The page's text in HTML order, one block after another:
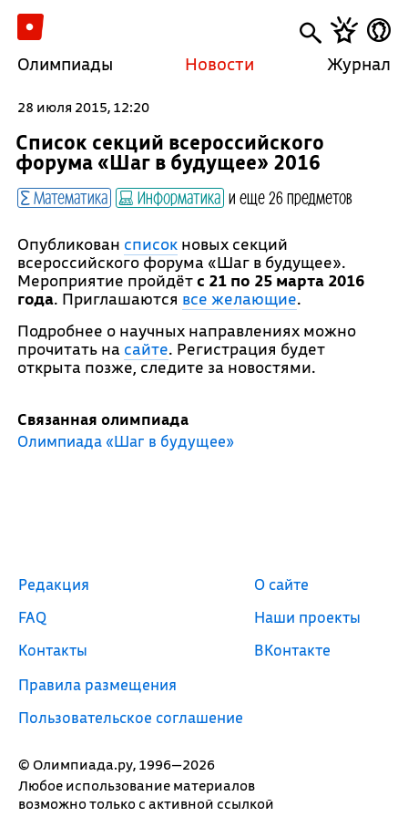
Олимпиады Новости Журнал
28 июля 2015, 12:20
Список секций всероссийского
форума «Шаг в будущее» 2016
Математика Информатика и еще 26 предметов
Опубликован списокновых секций
всероссийского форума «Шаг в будущее».
Мероприятие пройдётс 21 по 25 марта 2016
года. Приглашаются все желающие.
Подробнее о научных направлениях можно
прочитать на сайте. Регистрация будет
открыта позже, следите за новостями.
Связанная олимпиада
Олимпиада «Шаг в будущее»
© Олимпиада.ру, 1996—2026
Любое использование материалов
возможно только с активной ссылкой
Редакция
FAQ
Контакты
Правила размещения
Пользовательское соглашение
О сайте
Наши проекты
ВКонтакте